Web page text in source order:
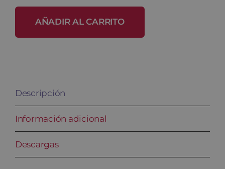
ECOP-
AÑADIR AL CARRITO
Descripción
Información adicional
Descargas